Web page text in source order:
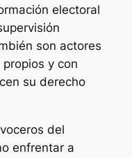
electoral
son actores
y con
su derecho
del
enfrentar a